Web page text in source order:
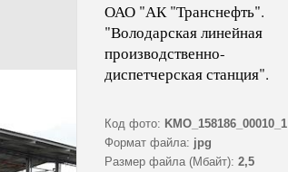
ОАО "АК "Транснефть".
"Володарская линейная
производственно-
диспетчерская станция".
Код фото: KMO_158186_00010_1
Формат файла: jpg
Размер файла (Мбайт): 2,5